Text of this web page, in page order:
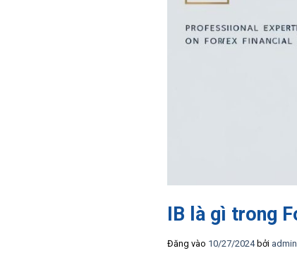
IB là gì trong
Đăng vào 10/27/2024 bởi admin